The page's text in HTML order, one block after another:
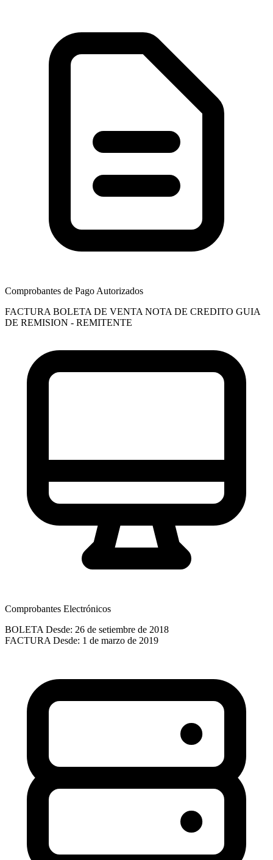
Comprobantes de Pago Autorizados
FACTURA BOLETA DE VENTA NOTA DE CREDITO GUIA
DE REMISION - REMITENTE
Comprobantes Electrónicos
BOLETA Desde: 26 de setiembre de 2018
FACTURA Desde: 1 de marzo de 2019